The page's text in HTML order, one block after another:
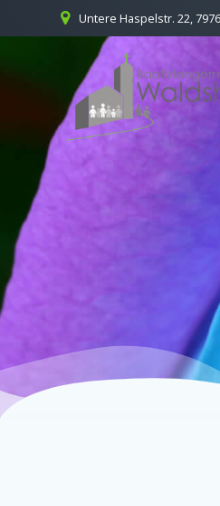
to
Untere Haspelstr. 22,